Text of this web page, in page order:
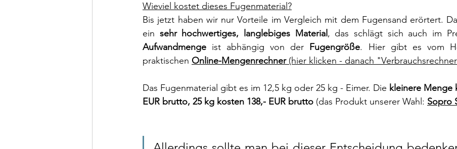
Wieviel kostet dieses Fugenmaterial?
Bis jetzt haben wir nur Vorteile im Vergleich mit dem Fugensand erörtert.
ein sehr hochwertiges, langlebiges Material
Aufwandmenge ist abhängig von der Fugengröße. Hier gibt es vom
praktischen Online-Mengenrechner (hier klicken - danach
Das Fugenmaterial gibt es im 12,5 kg oder 25 kg - Eimer. Die kleinere Menge
EUR brutto, 25 kg kosten 138,- EUR brutto (das Produkt unserer Wahl: Sopro